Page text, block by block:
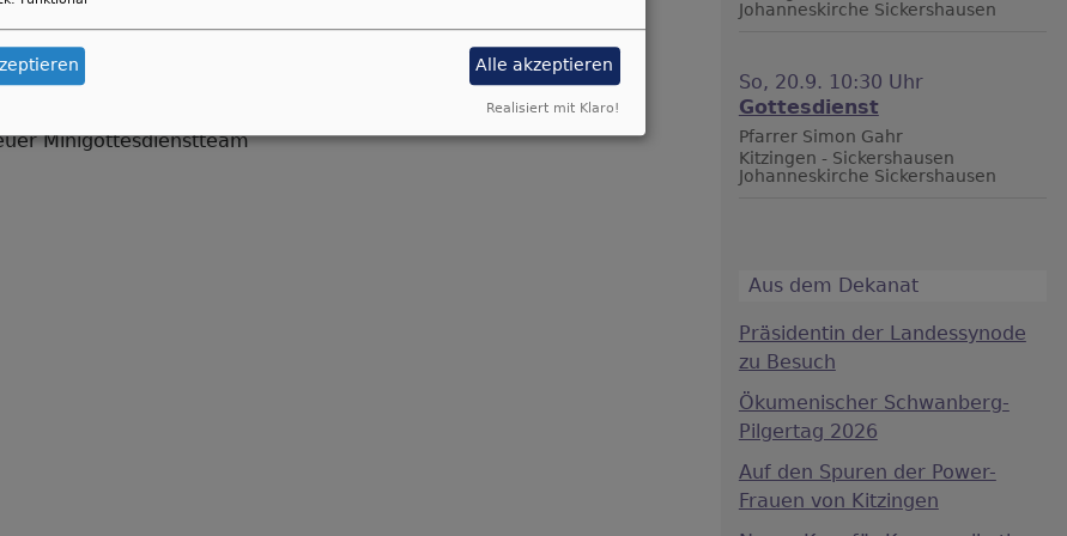
Abstand stehen, wir brauchen für die Abschlussaktion etwa 10
Minigottesdienstteam
Johanneskirche Sickershausen
So, 20.9. 10:30 Uhr
Gottesdienst
Pfarrer Simon Gahr
Kitzingen - Sickershausen
Johanneskirche Sickershausen
Aus dem Dekanat
Präsidentin der Landessynode
zu Besuch
Ökumenischer Schwanberg-
Pilgertag 2026
Auf den Spuren der Power-
Frauen von Kitzingen
Alle akzeptieren
Realisiert mit Klaro!